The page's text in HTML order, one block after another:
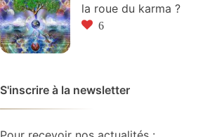
la roue du karma ?
6
S'inscrire à la newsletter